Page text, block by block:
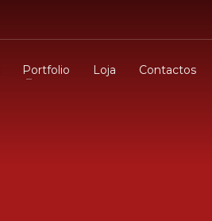
Portfolio Loja Contactos